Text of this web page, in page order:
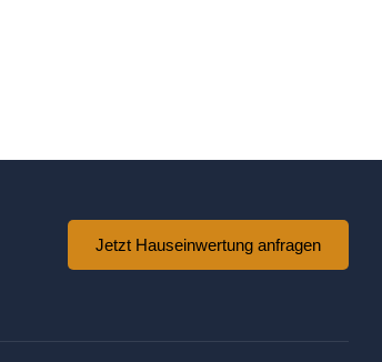
Jetzt Hauseinwertung anfragen